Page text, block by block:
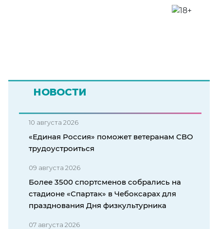
НОВОСТИ
10 августа 2026
«Единая Россия» поможет ветеранам СВО
трудоустроиться
09 августа 2026
Более 3500 спортсменов собрались на
стадионе «Спартак» в Чебоксарах для
празднования Дня физкультурника
07 августа 2026